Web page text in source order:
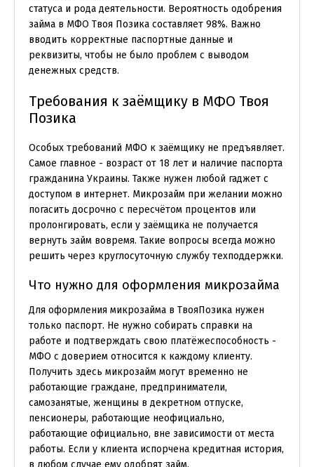
статуса и рода деятельности. Вероятность одобрения
займа в МФО Твоя Позика составляет 98%. Важно
вводить корректные паспортные данные и
реквизиты, чтобы не было проблем с выводом
денежных средств.
Требования к заёмщику в МФО Твоя
Позика
Особых требований МФО к заёмщику не предъявляет.
Самое главное - возраст от 18 лет и наличие паспорта
гражданина Украины. Также нужен любой гаджет с
доступом в интернет. Микрозайм при желании можно
погасить досрочно с пересчётом процентов или
пролонгировать, если у заёмщика не получается
вернуть займ вовремя. Такие вопросы всегда можно
решить через круглосуточную службу техподдержки.
Что нужно для оформления микрозайма
Для оформления микрозайма в ТвояПозика нужен
только паспорт. Не нужно собирать справки на
работе и подтверждать свою платёжеспособность -
МФО с доверием относится к каждому клиенту.
Получить здесь микрозайм могут временно не
работающие граждане, предприниматели,
самозанятые, женщины в декретном отпуске,
пенсионеры, работающие неофициально,
работающие официально, вне зависимости от места
работы. Если у клиента испорчена кредитная история,
в любом случае ему одобрят займ.